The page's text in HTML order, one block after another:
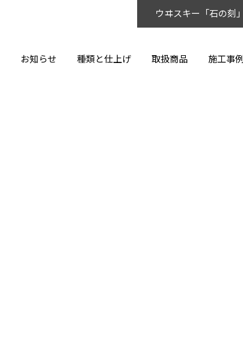
お知らせ 種類と仕上げ 取扱商品 施工事例
ウヰスキー「石の刻」